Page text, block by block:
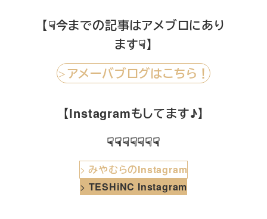
【☟今までの記事はアメブロにあり
ます☟】
＞アメーバブログはこちら！
【Instagramもしてます♪】
☟☟☟☟☟☟☟
>みやむらのInstagram
> TESHiNC Instagram